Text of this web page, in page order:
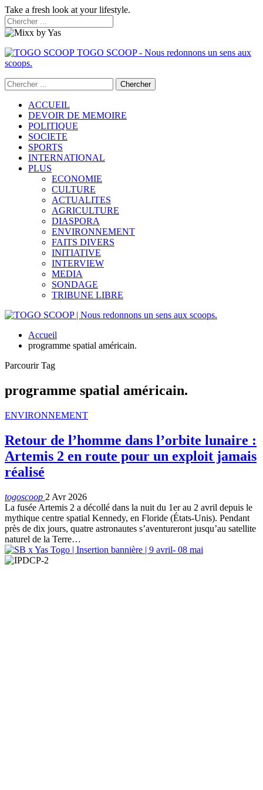
Take a fresh look at your lifestyle.
TOGO SCOOP - Nous redonnons un sens aux
scoops.
ACCUEIL
DEVOIR DE MEMOIRE
POLITIQUE
SOCIETE
SPORTS
INTERNATIONAL
PLUS
ECONOMIE
CULTURE
ACTUALITES
AGRICULTURE
DIASPORA
ENVIRONNEMENT
FAITS DIVERS
INITIATIVE
INTERVIEW
MEDIA
SONDAGE
TRIBUNE LIBRE
Accueil
programme spatial américain.
Parcourir Tag
programme spatial américain.
ENVIRONNEMENT
Retour de l’homme dans l’orbite lunaire :
Artemis 2 en route pour un exploit jamais
réalisé
togoscoop 2 Avr 2026
La fusée Artemis 2 a décollé dans la nuit du 1er au 2 avril depuis le
mythique centre spatial Kennedy, en Floride (États-Unis). Pendant
près de dix jours, quatre astronautes s’aventureront jusqu’au satellite
naturel de la Terre…